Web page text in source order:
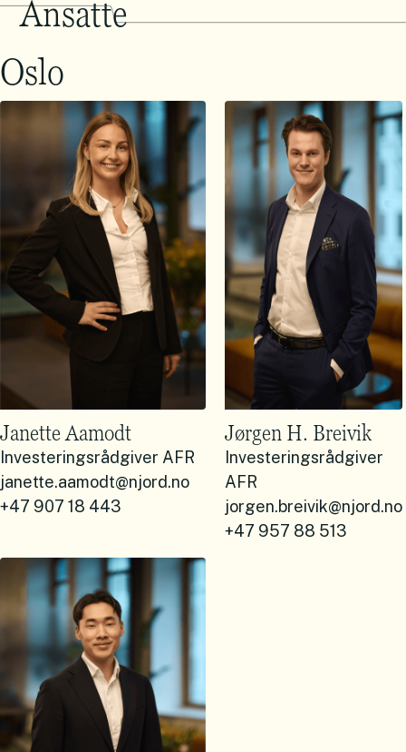
Ansatte
Oslo
Janette Aamodt
Investeringsrådgiver AFR
janette.aamodt@njord.no
+47 907 18 443
Jørgen H. Breivik
Investeringsrådgiver
AFR
jorgen.breivik@njord.no
+47 957 88 513